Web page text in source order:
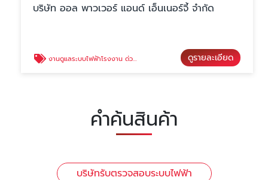
บริษัท ออล พาวเวอร์ แอนด์ เอ็นเนอร์จี้ จำกัด
งานดูแลระบบไฟฟ้าโรงงาน ด่วน 24ชั่วโมง ดูรายละเอียด
คำค้นสินค้า
บริษัทรับตรวจสอบระบบไฟฟ้า